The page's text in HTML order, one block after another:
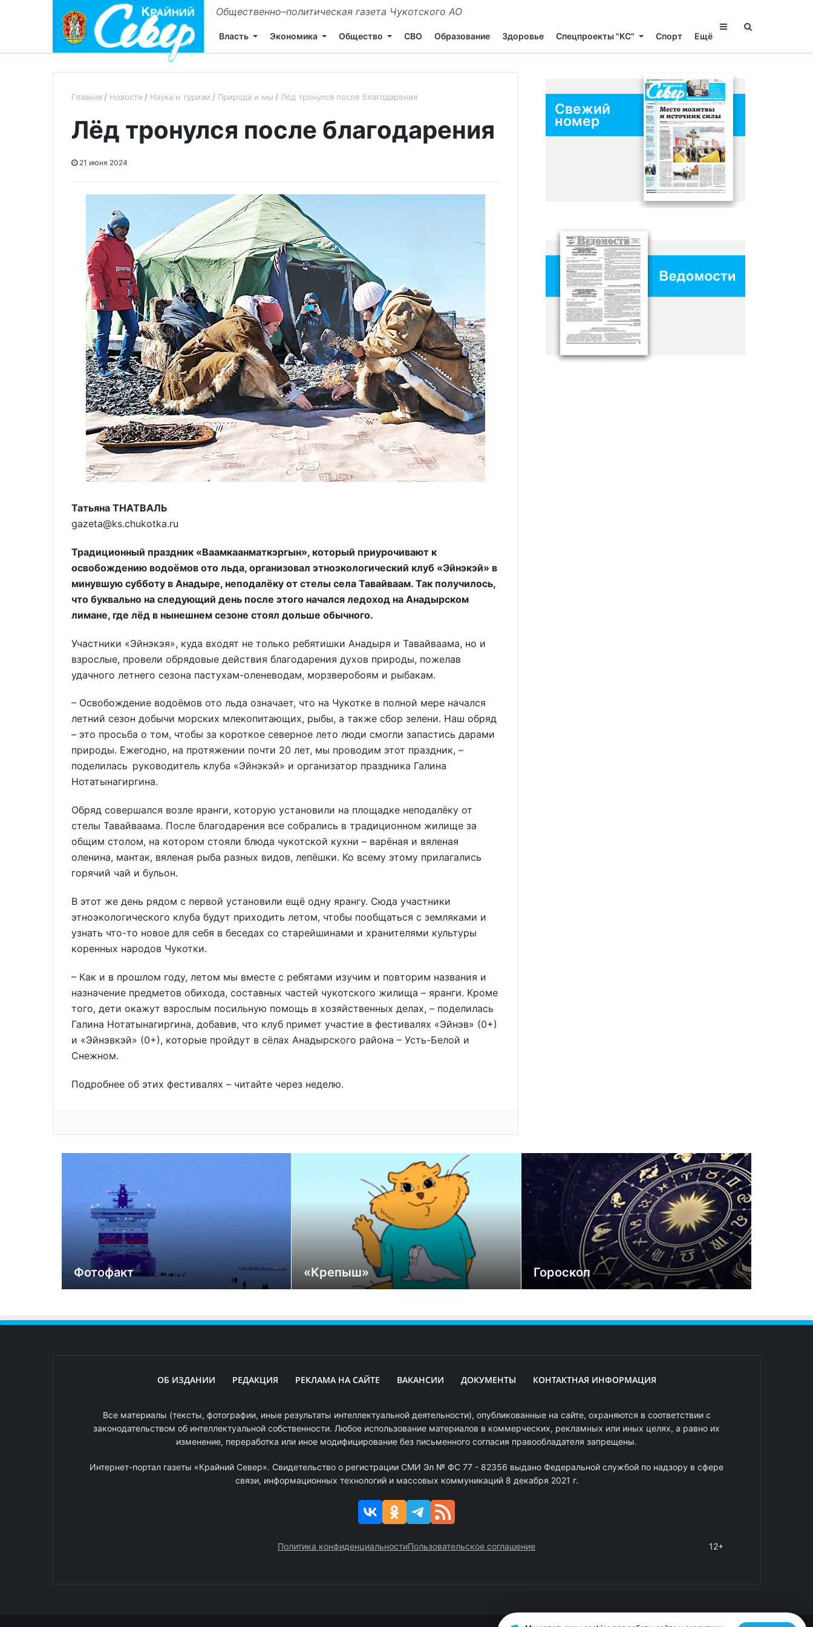
Общественно–политическая газета Чукотского АО
Власть Экономика Общество СВО Образование Здоровье Спецпроекты "КС" Спорт Ещё
Главная Новости Наука и туризм Природа и мы Лёд тронулся после благодарения
Лёд тронулся после благодарения
21 июня 2024
Татьяна ТНАТВАЛЬ
gazeta@ks.chukotka.ru
Традиционный праздник «Ваамкаанматкэргын», который приурочивают к
освобождению водоёмов ото льда, организовал этноэкологический клуб «Эйнэкэй» в
минувшую субботу в Анадыре, неподалёку от стелы села Тавайваам. Так получилось,
что буквально на следующий день после этого начался ледоход на Анадырском
лимане, где лёд в нынешнем сезоне стоял дольше обычного.
Участники «Эйнэкэя», куда входят не только ребятишки Анадыря и Тавайваама, но и
взрослые, провели обрядовые действия благодарения духов природы, пожелав
удачного летнего сезона пастухам-оленеводам, мор­зверобоям и рыбакам.
– Освобождение водоёмов ото льда означает, что на Чукотке в полной мере начался
летний сезон добычи морских млекопитающих, рыбы, а также сбор зелени. Наш обряд
– это просьба о том, чтобы за короткое северное лето люди смогли запастись дарами
природы. Ежегодно, на протяжении почти 20 лет, мы проводим этот праздник, –
поделилась руководитель клуба «Эйнэкэй» и организатор праздника Галина
Нотатынагиргина.
Обряд совершался возле яранги, которую установили на площадке неподалёку от
стелы Тавайваама. После благодарения все собрались в традиционном жилище за
общим столом, на котором стояли блюда чукотской кухни – варёная и вяленая
оленина, мантак, вяленая рыба разных видов, лепёшки. Ко всему этому прилагались
горячий чай и бульон.
В этот же день рядом с первой установили ещё одну ярангу. Сюда участники
этноэкологического клуба будут приходить летом, чтобы пообщаться с земляками и
узнать что-то новое для себя в беседах со старейшинами и хранителями культуры
коренных народов Чукотки.
– Как и в прошлом году, летом мы вместе с ребятами изучим и повторим названия и
назначение предметов обихода, составных частей чукотского жилища – яранги. Кроме
того, дети окажут взрослым посильную помощь в хозяйственных делах, – поделилась
Галина Нотатынагиргина, добавив, что клуб примет учас­тие в фестивалях «Эйнэв» (0+)
и «Эйнэвкэй» (0+), которые пройдут в сёлах Анадырского района – Усть-Белой и
Снежном.
Подробнее об этих фестивалях – читайте через неделю.
Свежий
номер
Фотофакт «Крепыш» Гороскоп
ОБ ИЗДАНИИ РЕДАКЦИЯ РЕКЛАМА НА САЙТЕ ВАКАНСИИ ДОКУМЕНТЫ КОНТАКТНАЯ ИНФОРМАЦИЯ
Все материалы (тексты, фотографии, иные результаты интеллектуальной деятельности), опубликованные на сайте, охраняются в соответствии с
законодательством об интеллектуальной собственности. Любое использование материалов в коммерческих, рекламных или иных целях, а равно их
изменение, переработка или иное модифицирование без письменного согласия правообладателя запрещены.
Интернет-портал газеты «Крайний Север». Свидетельство о регистрации СМИ Эл № ФС 77 - 82356 выдано Федеральной службой по надзору в сфере
связи, информационных технологий и массовых коммуникаций 8 декабря 2021 г.
Политика конфиденциальностиПользовательское соглашение 12+